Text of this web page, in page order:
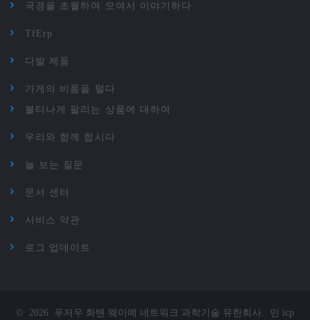
국경을 초월하여 모여서 이야기하다
TfErp
다발 제품
가게의 비품을 털다
불티나게 팔리는 상품에 대하여
우리와 함께 합시다
늘 보는 질문
문서 센터
서비스 약관
로그 업데이트
© 2026 푸저우 화톈 웨이예 네트워크 과학기술 유한회사. 민 icp